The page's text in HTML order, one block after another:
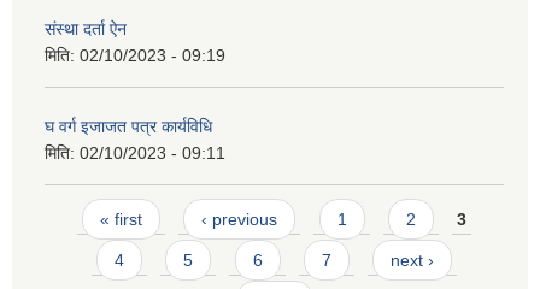
संस्था दर्ता ऐन
मिति: 02/10/2023 - 09:19
घ वर्ग इजाजत पत्र कार्यविधि
मिति: 02/10/2023 - 09:11
Pages
« first ‹ previous 1 2 3
4 5 6 7 next ›